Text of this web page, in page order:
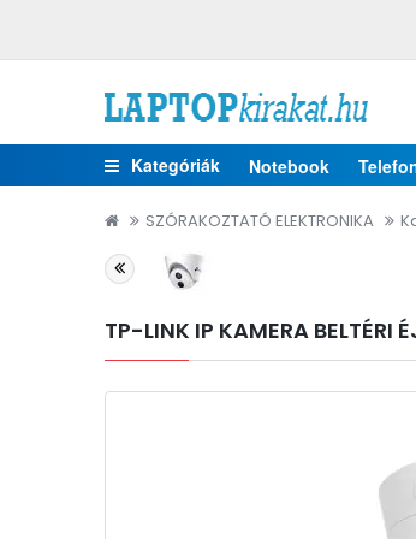
Kategóriák Notebook
SZÓRAKOZTATÓ ELEKTRONIKA
TP-LINK IP KAMERA